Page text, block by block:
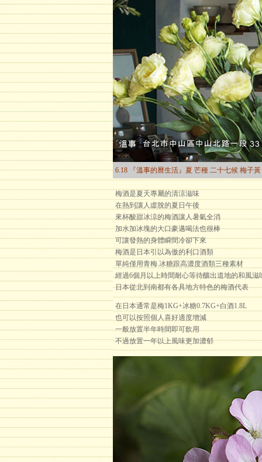
6.18 『溫事的曆生活』夏 芒種 二十七候 梅子黃
梅酒是夏天專屬的清涼滋味
在熱到讓人虛脫的夏日午後
來杯酸甜冰涼的梅酒讓人暑氣全消
加水加冰塊的大口豪邁喝法也很棒
可讓發熱的身體瞬間冷卻下來
梅酒是日本引以為傲的利口酒類
單純僅用青梅.冰糖跟高濃度酒類三種素材
經過6個月以上時間耐心等待釀出道地的和風滋
日本從北到南都有各具地方特色的梅酒代表
在日本通常是梅1KG+冰糖0.7KG+白酒1.8L
也可以按照個人喜好適度增減
一般放置半年時間即可飲用
不過放置一年以上風味更加濃郁